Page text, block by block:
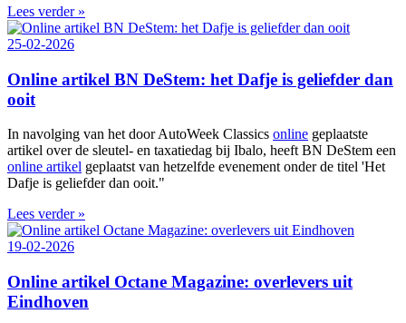
Lees verder »
25-02-2026
Online artikel BN DeStem: het Dafje is geliefder dan
ooit
In navolging van het door AutoWeek Classics online geplaatste
artikel over de sleutel- en taxatiedag bij Ibalo, heeft BN DeStem een
online artikel geplaatst van hetzelfde evenement onder de titel 'Het
Dafje is geliefder dan ooit."
Lees verder »
19-02-2026
Online artikel Octane Magazine: overlevers uit
Eindhoven